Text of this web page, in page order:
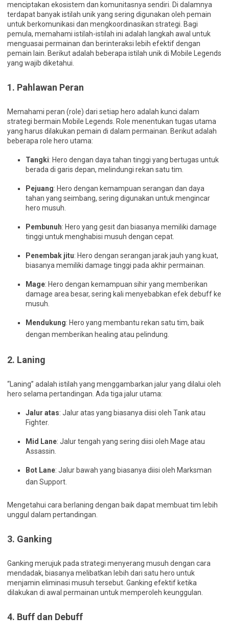
menciptakan ekosistem dan komunitasnya sendiri. Di dalamnya
terdapat banyak istilah unik yang sering digunakan oleh pemain
untuk berkomunikasi dan mengkoordinasikan strategi. Bagi
pemula, memahami istilah-istilah ini adalah langkah awal untuk
menguasai permainan dan berinteraksi lebih efektif dengan
pemain lain. Berikut adalah beberapa istilah unik di Mobile Legends
yang wajib diketahui.
1. Pahlawan Peran
Memahami peran (role) dari setiap hero adalah kunci dalam
strategi bermain Mobile Legends. Role menentukan tugas utama
yang harus dilakukan pemain di dalam permainan. Berikut adalah
beberapa role hero utama:
Tangki: Hero dengan daya tahan tinggi yang bertugas untuk
berada di garis depan, melindungi rekan satu tim.
Pejuang: Hero dengan kemampuan serangan dan daya
tahan yang seimbang, sering digunakan untuk mengincar
hero musuh.
Pembunuh: Hero yang gesit dan biasanya memiliki damage
tinggi untuk menghabisi musuh dengan cepat.
Penembak jitu: Hero dengan serangan jarak jauh yang kuat,
biasanya memiliki damage tinggi pada akhir permainan.
Mage: Hero dengan kemampuan sihir yang memberikan
damage area besar, sering kali menyebabkan efek debuff ke
musuh.
Mendukung: Hero yang membantu rekan satu tim, baik
dengan memberikan healing atau pelindung.
2. Laning
“Laning” adalah istilah yang menggambarkan jalur yang dilalui oleh
hero selama pertandingan. Ada tiga jalur utama:
Jalur atas: Jalur atas yang biasanya diisi oleh Tank atau
Fighter.
Mid Lane: Jalur tengah yang sering diisi oleh Mage atau
Assassin.
Bot Lane: Jalur bawah yang biasanya diisi oleh Marksman
dan Support.
Mengetahui cara berlaning dengan baik dapat membuat tim lebih
unggul dalam pertandingan.
3. Ganking
Ganking merujuk pada strategi menyerang musuh dengan cara
mendadak, biasanya melibatkan lebih dari satu hero untuk
menjamin eliminasi musuh tersebut. Ganking efektif ketika
dilakukan di awal permainan untuk memperoleh keunggulan.
4. Buff dan Debuff